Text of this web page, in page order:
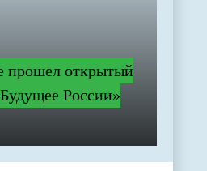
прошел открытый
России»